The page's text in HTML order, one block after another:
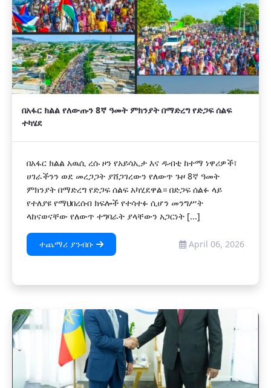
በአፋር ክልል የለውጡን 8ኛ ዓመት ምክንያት በማድረግ የድጋፍ ሰልፍ
ተካሄደ
በአፋር ክልል አዉሲ ረሱ ዞን የአይሳኢታ እና ዱብቲ ከተማ ነዋሪዎች፣
ሀገራችንን ወደ መረጋጋት ያሸጋገረውን የለውጥ ጉዞ 8ኛ ዓመት
ምክንያት በማድረግ የድጋፍ ሰልፍ አካሂደዋል። በድጋፍ ሰልፉ ላይ
የተለያዩ የማህበረሰብ ክፍሎች የተሳተፉ ሲሆን መንግሥት
ላከናወናቸው የለውጥ ተግባራት ያላቸውን አጋርነት [...]
ተጨማሪ ያንብቡ April 06, 2026